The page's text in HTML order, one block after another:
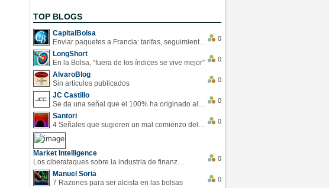
TOP BLOGS
CapitalBolsa
Enviar paquetes a Francia: tarifas, seguimiento y ventajas destacadas
0
LongShort
En la Bolsa, “fuera de los índices se vive mejor”
0
AlvaroBlog
Sin artículos publicados
0
JC Castillo
Se da una señal que el 100% ha originado alzas en las bolsas
0
Santori
4 Señales que sugieren un mal comienzo del 3T de la economía EEUU
0
Market Intelligence
Los ciberataques sobre la industria de finanzas se han duplicado este año
0
Manuel Soria
7 Razones para ser alcista en las bolsas
0